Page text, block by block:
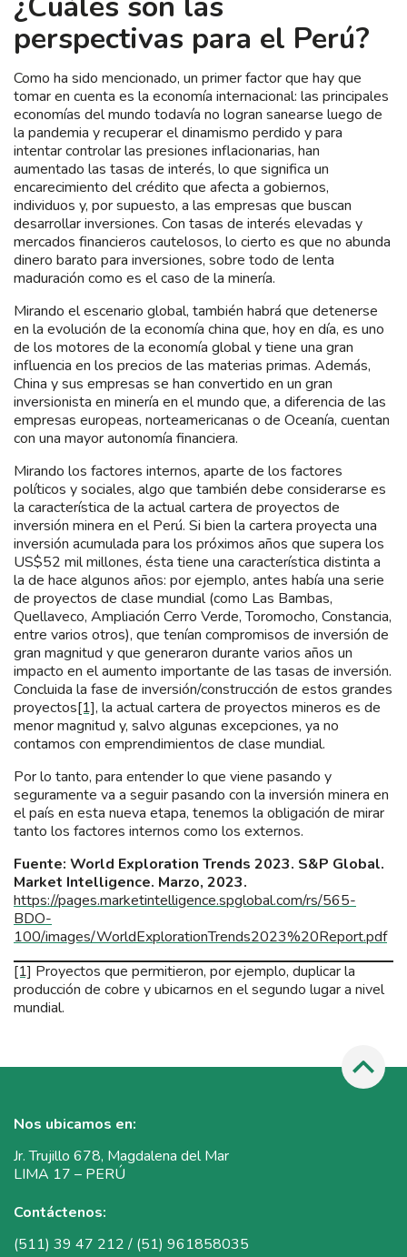
perspectivas para el Perú?
Como ha sido mencionado, un primer factor que hay que
tomar en cuenta es la economía internacional: las principales
economías del mundo todavía no logran sanearse luego de
la pandemia y recuperar el dinamismo perdido y para
intentar controlar las presiones inflacionarias, han
aumentado las tasas de interés, lo que significa un
encarecimiento del crédito que afecta a gobiernos,
individuos y, por supuesto, a las empresas que buscan
desarrollar inversiones. Con tasas de interés elevadas y
mercados financieros cautelosos, lo cierto es que no abunda
dinero barato para inversiones, sobre todo de lenta
maduración como es el caso de la minería.
Mirando el escenario global, también habrá que detenerse
en la evolución de la economía china que, hoy en día, es uno
de los motores de la economía global y tiene una gran
influencia en los precios de las materias primas. Además,
China y sus empresas se han convertido en un gran
inversionista en minería en el mundo que, a diferencia de las
empresas europeas, norteamericanas o de Oceanía, cuentan
con una mayor autonomía financiera.
Mirando los factores internos, aparte de los factores
políticos y sociales, algo que también debe considerarse es
la característica de la actual cartera de proyectos de
inversión minera en el Perú. Si bien la cartera proyecta una
inversión acumulada para los próximos años que supera los
US$52 mil millones, ésta tiene una característica distinta a
la de hace algunos años: por ejemplo, antes había una serie
de proyectos de clase mundial (como Las Bambas,
Quellaveco, Ampliación Cerro Verde, Toromocho, Constancia,
entre varios otros), que tenían compromisos de inversión de
gran magnitud y que generaron durante varios años un
impacto en el aumento importante de las tasas de inversión.
Concluida la fase de inversión/construcción de estos grandes
proyectos[1], la actual cartera de proyectos mineros es de
menor magnitud y, salvo algunas excepciones, ya no
contamos con emprendimientos de clase mundial.
Por lo tanto, para entender lo que viene pasando y
seguramente va a seguir pasando con la inversión minera en
el país en esta nueva etapa, tenemos la obligación de mirar
tanto los factores internos como los externos.
Fuente: World Exploration Trends 2023. S&P Global.
Market Intelligence. Marzo, 2023.
https://pages.marketintelligence.spglobal.com/rs/565-
BDO-
100/images/WorldExplorationTrends2023%20Report.pdf
[1] Proyectos que permitieron, por ejemplo, duplicar la
producción de cobre y ubicarnos en el segundo lugar a nivel
mundial.
Nos ubicamos en:
Jr. Trujillo 678, Magdalena del Mar
LIMA 17 – PERÚ
Contáctenos:
(511) 39 47 212 / (51) 961858035